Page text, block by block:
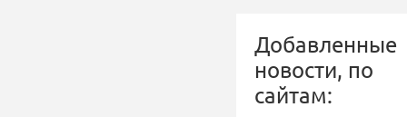
Добавленные
новости, по
сайтам: